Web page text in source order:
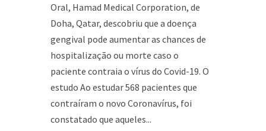
Oral, Hamad Medical Corporation, de
Doha, Qatar, descobriu que a doença
gengival pode aumentar as chances de
hospitalização ou morte caso o
paciente contraia o vírus do Covid-19. O
estudo Ao estudar 568 pacientes que
contraíram o novo Coronavírus, foi
constatado que aqueles...